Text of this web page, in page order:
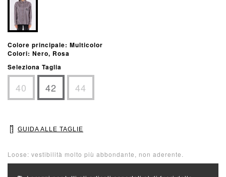
Colore principale: Multicolor
Colori: Nero, Rosa
Seleziona Taglia
40 42 44
GUIDA ALLE TAGLIE
Loose: vestibilità molto più abbondante, non aderente.